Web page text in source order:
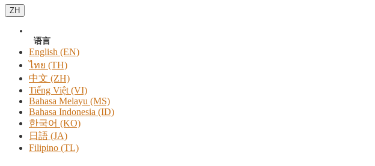
ZH
语言
English (EN)
ไทย (TH)
中文 (ZH)
Tiếng Việt (VI)
Bahasa Melayu (MS)
Bahasa Indonesia (ID)
한국어 (KO)
日語 (JA)
Filipino (TL)